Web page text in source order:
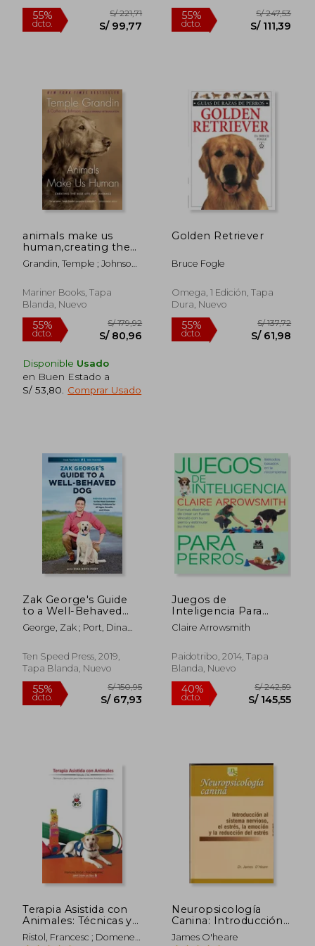
55%
dcto. S/ 72,01
55%
dcto.
55%
dcto.
S/ 156,57
S/ 70,46
55%
dcto.
S/
Nuevo
55% S/ 221,71
S/ 99,77
Nuevo
animals make us
human,creating the
best life for animals
(en Inglés)
Grandin, Temple ; Johnson,
Mariner Books, Tapa
Blanda, Nuevo
Disponible Usado
en Buen Estado a
S/ 53,80
Comprar Usado
Golden Retriever
Bruce Fogle
Omega, 1 Edición, Tapa
Dura, Nuevo
Zak George's Guide
to a Well-Behaved
Dog: Proven
Solutions to the Most
Problems for all
Ages, Breeds, and
George, Zak ; Port, Dina
Ten Speed Press, 2019,
Tapa Blanda, Nuevo
Juegos de
Inteligencia Para
Perros
Claire Arrowsmith
Paidotribo, 2014, Tapa
Blanda, Nuevo
Terapia Asistida con
Animales: Técnicas y
Ejercicios Para
Intervenciones
Ristol, Francesc ; Domenec,
Neuropsicología
Canina: Introducción
al Sistema Nervioso,
el Estrés, la Emoción
James O'heare